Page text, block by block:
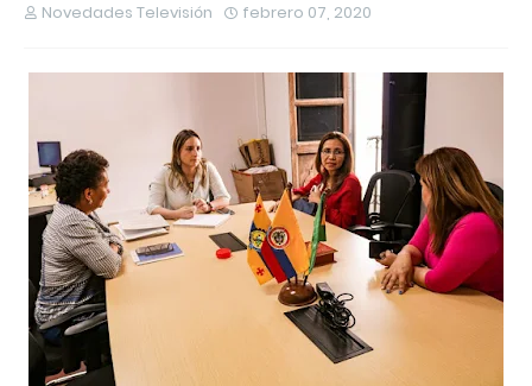
Novedades Televisión febrero 07, 2020